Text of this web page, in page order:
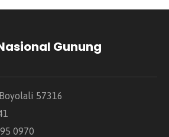
Gunung
57316
0970